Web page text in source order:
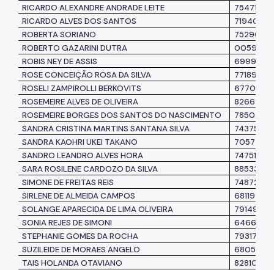
RICARDO ALEXANDRE ANDRADE LEITE
7547188
RICARDO ALVES DOS SANTOS
7194099
ROBERTA SORIANO
7529031
ROBERTO GAZARINI DUTRA
0059943
ROBIS NEY DE ASSIS
6999522
ROSE CONCEIÇÃO ROSA DA SILVA
7718926
ROSELI ZAMPIROLLI BERKOVITS
6770011
ROSEMEIRE ALVES DE OLIVEIRA
8266921
ROSEMEIRE BORGES DOS SANTOS DO NASCIMENTO
7850352
SANDRA CRISTINA MARTINS SANTANA SILVA
7437595
SANDRA KAOHRI UKEI TAKANO
7057776
SANDRO LEANDRO ALVES HORA
7475110
SARA ROSILENE CARDOZO DA SILVA
8853347
SIMONE DE FREITAS REIS
7487231
SIRLENE DE ALMEIDA CAMPOS
6811990
SOLANGE APARECIDA DE LIMA OLIVEIRA
7914911
SONIA REJES DE SIMONI
6466435
STEPHANIE GOMES DA ROCHA
7931743
SUZILEIDE DE MORAES ANGELO
6805884
TAIS HOLANDA OTAVIANO
8281076